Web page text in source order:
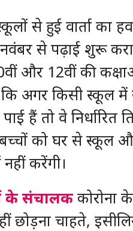
से हुई वार्ता का
से पढ़ाई शुरू
और 12वीं की
अगर किसी स्कूल में
हैं तो वे निर्धारित
को घर से स्कूल
करेंगी।
के संचालककोरोना
छोड़ना चाहते,